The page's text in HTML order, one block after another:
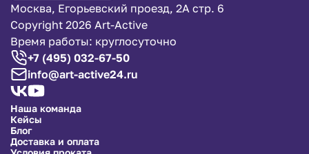
Москва, Егорьевский проезд, 2А стр. 6
Copyright 2026 Art-Active
Время работы: круглосуточно
+7 (495) 032-67-50
info@art-active24.ru
Наша команда
Кейсы
Блог
Доставка и оплата